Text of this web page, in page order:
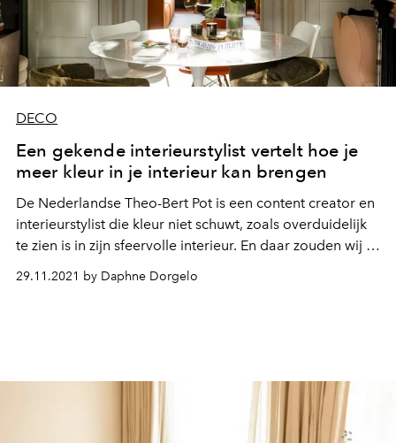
DECO
Een gekende interieurstylist vertelt hoe je
meer kleur in je interieur kan brengen
De Nederlandse Theo-Bert Pot is een content creator en
interieurstylist die kleur niet schuwt, zoals overduidelijk
te zien is in zijn sfeervolle interieur. En daar zouden wij in
ieder geval vaker een voorbeeld aan willen nemen.
29.11.2021 by Daphne Dorgelo